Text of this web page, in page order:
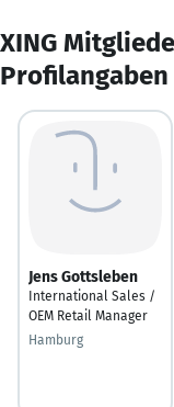
XING
Profilangaben
Jens Gottsleben
International Sales /
OEM Retail Manager
Hamburg